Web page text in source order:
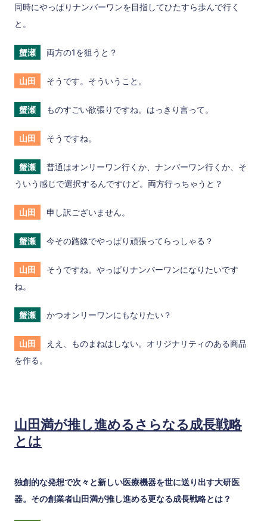
同時にやっぱりナンバーワンを目指してひたすら歩んで行く
と。
蟹瀬 両方の1を狙うと？
山田 そうです。そういうこと。
蟹瀬 ものすごい欲張りですね。はっきり言って。
山田 そうですね。
蟹瀬
普通はオンリーワン行くか、ナンバーワン行くか、そ
ういう感じで選択するんですけど。両方行っちゃうと？
山田 申し訳ございません。
蟹瀬 今その路線でやっぱり頑張ってらっしゃる？
山田
そうですね。やっぱりナンバーワンになりたいです
ね。
蟹瀬 かつオンリーワンにもなりたい？
山田
ええ、ものまねはしない。オリジナリティのある商品
を作る。
山田満が推し進めるさらなる成長戦略
とは
独創的な発想で次々と新しい医療機器を世に送り出す大研医
器。その創業者山田満が推し進める更なる成長戦略とは？